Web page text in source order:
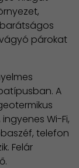
párokat
A
Wi-Fi,
telefon
Felár